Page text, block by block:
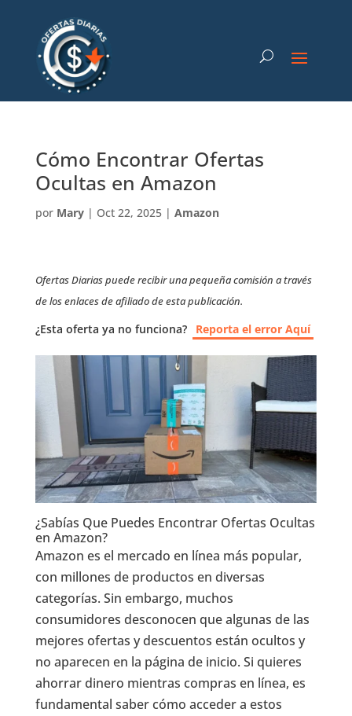
Cómo Encontrar Ofertas
Ocultas en Amazon
por Mary| Oct 22, 2025| Amazon
Ofertas Diarias puede recibir una pequeña comisión a través
de los enlaces de afiliado de esta publicación.
¿Esta oferta ya no funciona? Reporta el error Aquí
¿Sabías Que Puedes Encontrar Ofertas Ocultas
en Amazon?
Amazon es el mercado en línea más popular,
con millones de productos en diversas
categorías. Sin embargo, muchos
consumidores desconocen que algunas de las
mejores ofertas y descuentos están ocultos y
no aparecen en la página de inicio. Si quieres
ahorrar dinero mientras compras en línea, es
fundamental saber cómo acceder a estos